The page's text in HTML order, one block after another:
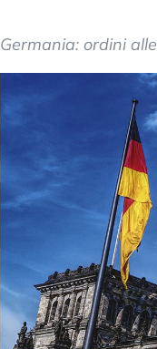
Germania: ordini